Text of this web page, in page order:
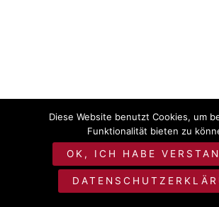
Diese Website benutzt Cookies, um
Funktionalität bieten zu
OK, ICH HABE